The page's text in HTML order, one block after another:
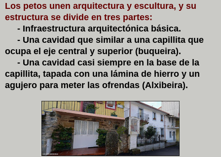
Los petos unen arquitectura y escultura, y su
estructura se divide en tres partes:
- Infraestructura arquitectónica básica.
- Una cavidad que similar a una capillita que
ocupa el eje central y superior (buqueira).
- Una cavidad casi siempre en la base de la
capillita, tapada con una lámina de hierro y un
agujero para meter las ofrendas (Alxibeira).